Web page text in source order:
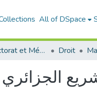
All of DSpace
Thèses de Doctorat et Mémoires de Magister Droit
الجزائري